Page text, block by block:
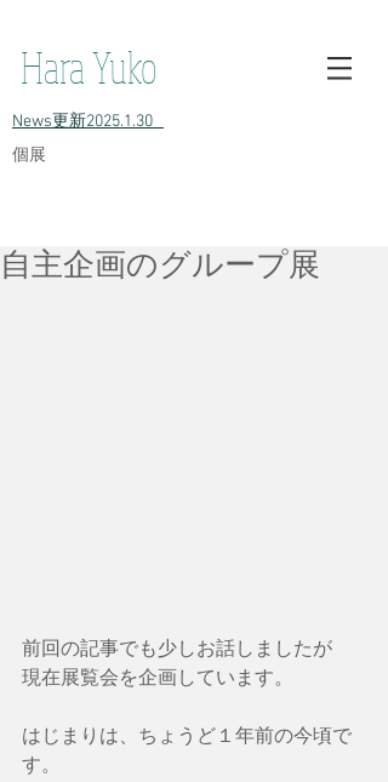
Hara Yuko
​News更新2025.1.30
​個展
自主企画のグループ展
前回の記事でも少しお話しましたが
現在展覧会を企画しています。
はじまりは、ちょうど１年前の今頃で
す。